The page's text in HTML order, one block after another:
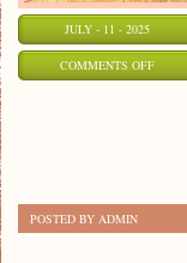
JULY - 11 - 2025
COMMENTS OFFON
POSTED BY ADMIN